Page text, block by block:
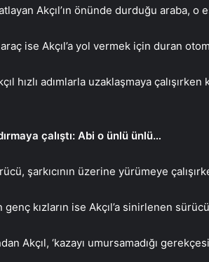
Akçıl’ın önünde durduğu araba, o
ise Akçıl’a yol vermek için duran
hızlı adımlarla uzaklaşmaya
çalıştı: Abi o ünlü ünlü…
şarkıcının üzerine yürümeye
genç kızların ise Akçıl’a sinirlenen
Akçıl, ‘kazayı umursamadığı